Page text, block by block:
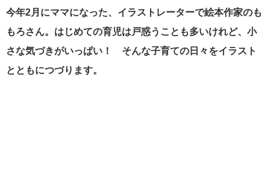
今年2月にママになった、イラストレーターで絵本作家のも
もろさん。はじめての育児は戸惑うことも多いけれど、小
さな気づきがいっぱい！ そんな子育ての日々をイラスト
とともにつづります。